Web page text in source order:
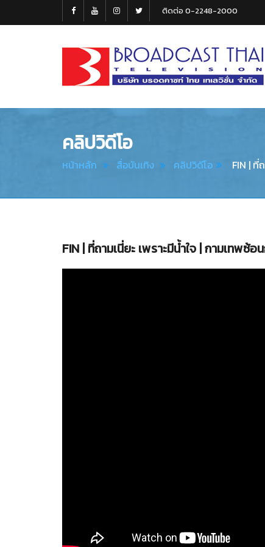
ติดต่อ 0-2248-2000
Thai
คลิปวิดีโอ
หน้าหลัก สื่อบันเทิง คลิปวิดีโอ FIN | ที่
FIN | ที่ถามเนี่ยะ เพราะมีน้ำใจ | กามเทพซ้